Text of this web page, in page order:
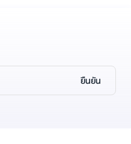
ยืนยัน